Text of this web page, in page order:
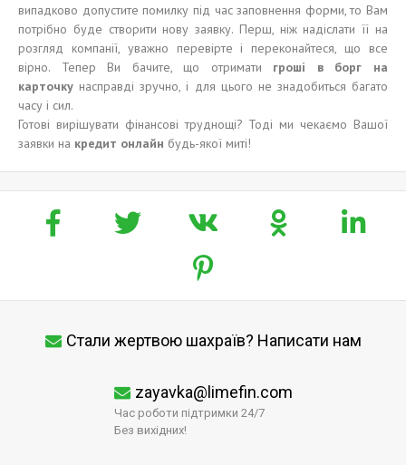
випадково допустите помилку під час заповнення форми, то Вам
потрібно буде створити нову заявку. Перш, ніж надіслати її на
розгляд компанії, уважно перевірте і переконайтеся, що все
вірно. Тепер Ви бачите, що отримати гроші в борг на
карточку насправді зручно, і для цього не знадобиться багато
часу і сил.
Готові вирішувати фінансові труднощі? Тоді ми чекаємо Вашої
заявки на кредит онлайн будь-якої миті!
Стали жертвою шахраїв? Написати нам
zayavka@limefin.com
Час роботи підтримки 24/7
Без вихідних!